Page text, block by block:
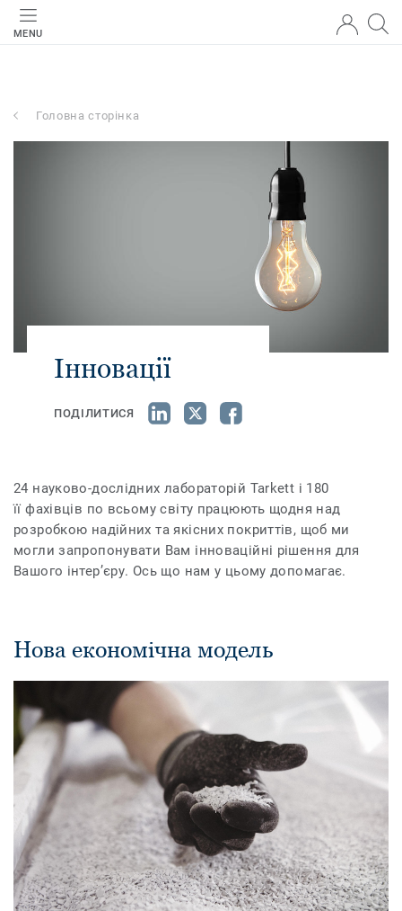
MENU
Головна сторінка
Інновації
ПОДІЛИТИСЯ
24 науково-дослідних лабораторій Tarkett і 180
її фахівців по всьому світу працюють щодня над
розробкою надійних та якісних покриттів, щоб ми
могли запропонувати Вам інноваційні рішення для
Вашого інтер’єру. Ось що нам у цьому допомагає.
Нова економічна модель